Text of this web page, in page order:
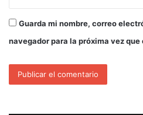
Guarda mi nombre, correo
navegador para la próxima vez que